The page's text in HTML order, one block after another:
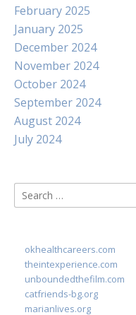
February 2025
January 2025
December 2024
November 2024
October 2024
September 2024
August 2024
July 2024
Search
for:
okhealthcareers.com
theintexperience.com
unboundedthefilm.com
catfriends-bg.org
marianlives.org